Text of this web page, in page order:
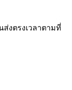
งตรงเวลาตามที่